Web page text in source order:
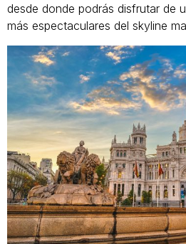
desde donde podrás disfrutar de
más espectaculares del skyline